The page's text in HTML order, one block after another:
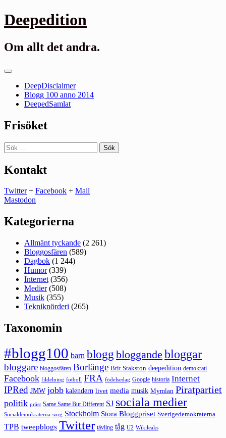
Gå
till
Deepedition
Om allt det andra.
Primär
DeepDisclaimer
Blogg 100 anno 2014
DeepedSamlat
Frisöket
Sök
efter:
Kontakt
Twitter+ Facebook + Mail
Mastodon
Kategorierna
Allmänt tyckande (2 261)
Bloggosfären (589)
Dagbok (1 244)
Humor(339)
Internet (356)
Medier(508)
Musik (355)
Tekniknörderi (265)
Taxonomin
#blogg100 barn blogg bloggande bloggar
bloggare bloggosfären Borlänge Brit Stakston deepedition demokrati
Facebook fildelning fotboll FRA födelsedag Google historia Internet
IPRed JMW jobb kalendern livet media musik Mymlan Piratpartiet
politik präst Same Same But Different SJ sociala medier
Socialdemokraterna sorg Stockholm Stora Bloggpriset Sverigedemokraterna
TPB tweepblogs Twitter tävling tåg U2 Wikileaks